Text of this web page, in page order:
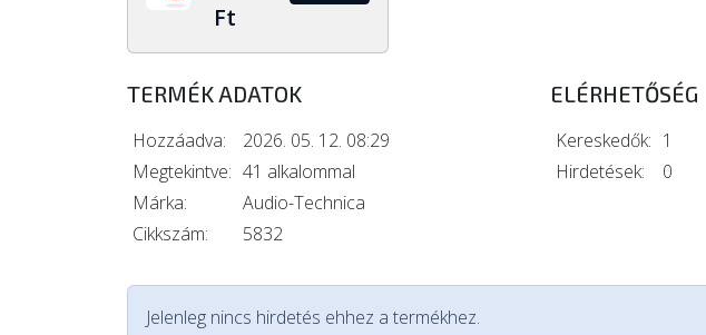
Ft
TERMÉK ADATOK
Hozzáadva:
2026. 05. 12. 08:29
Megtekintve: 41 alkalommal
Márka:
Audio-Technica
Cikkszám:
5832
ELÉRHETŐSÉG
Kereskedők: 1
Hirdetések:
0
Jelenleg nincs hirdetés ehhez a termékhez.